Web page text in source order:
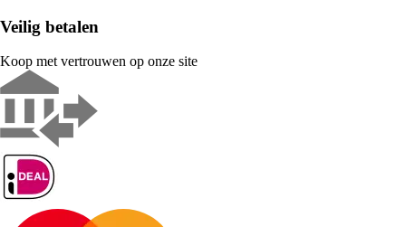
Veilig betalen
Koop met vertrouwen op onze site